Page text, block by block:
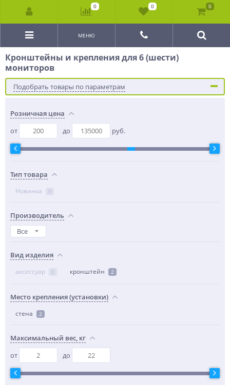
МЕНЮ
Кронштейны и крепления для 6 (шести)
мониторов
Подобрать товары по параметрам
Розничная цена
от
до руб.
Тип товара
Новинка 0
Производитель
Все
Вид изделия
аксессуар 0 кронштейн 2
Место крепления (установки)
стена 2
Максимальный вес, кг
от
до
0 0 0